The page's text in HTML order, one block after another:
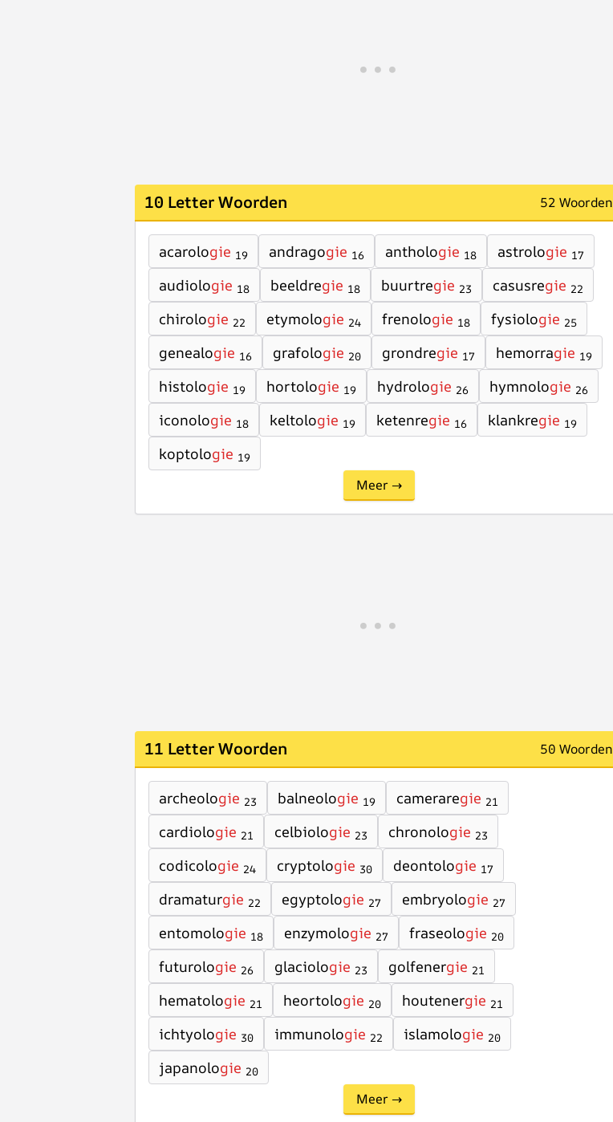
10 Letter Woorden 52 Woorden
acarologie 19 andragogie 16 anthologie 18 astrologie 17
audiologie 18 beeldregie 18 buurtregie 23 casusregie 22
chirologie 22 etymologie 24 frenologie 18 fysiologie 25
genealogie 16 grafologie 20 grondregie 17 hemorragie 19
histologie 19 hortologie 19 hydrologie 26 hymnologie 26
iconologie 18 keltologie 19 ketenregie 16 klankregie 19
koptologie 19
Meer →
11 Letter Woorden 50 Woorden
archeologie 23 balneologie 19 cameraregie 21
cardiologie 21 celbiologie 23 chronologie 23
codicologie 24 cryptologie 30 deontologie 17
dramaturgie 22 egyptologie 27 embryologie 27
entomologie 18 enzymologie 27 fraseologie 20
futurologie 26 glaciologie 23 golfenergie 21
hematologie 21 heortologie 20 houtenergie 21
ichtyologie 30 immunologie 22 islamologie 20
japanologie 20
Meer →